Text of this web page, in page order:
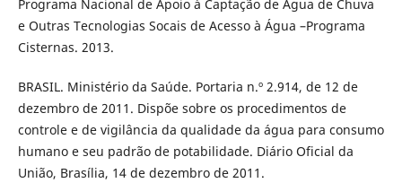
Programa Nacional de Apoio à Captação de Água de Chuva
e Outras Tecnologias Socais de Acesso à Água –Programa
Cisternas. 2013.
BRASIL. Ministério da Saúde. Portaria n.º 2.914, de 12 de
dezembro de 2011. Dispõe sobre os procedimentos de
controle e de vigilância da qualidade da água para consumo
humano e seu padrão de potabilidade. Diário Oficial da
União, Brasília, 14 de dezembro de 2011.